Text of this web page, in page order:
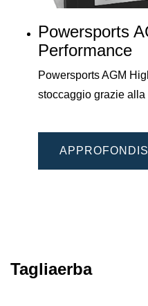
Powersports
Performance
Powersports AGM
stoccaggio grazie
Tagliaerba